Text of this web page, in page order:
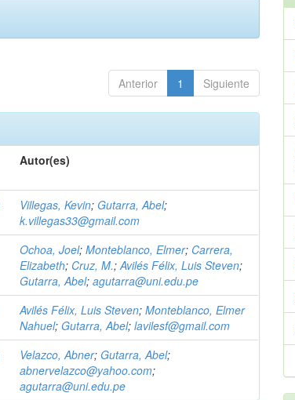
Anterior 1 Siguiente
Autor(es)
Villegas, Kevin; Gutarra, Abel;
k.villegas33@gmail.com
Ochoa, Joel;Monteblanco, Elmer; Carrera,
Elizabeth; Cruz, M.;Avilés Félix, Luis Steven;
Gutarra, Abel;agutarra@uni.edu.pe
Avilés Félix, Luis Steven;Monteblanco, Elmer
Nahuel; Gutarra, Abel;lavilesf@gmail.com
Velazco, Abner; Gutarra, Abel;
abnervelazco@yahoo.com;
agutarra@uni.edu.pe